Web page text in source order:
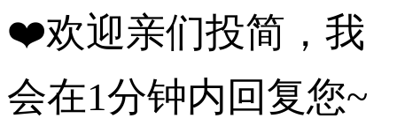
❤️欢迎亲们投简，我
会在1分钟内回复您~